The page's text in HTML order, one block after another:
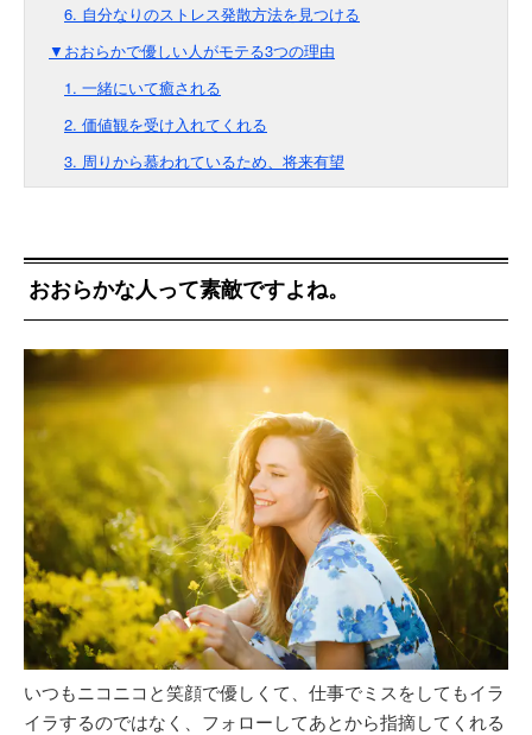
6. 自分なりのストレス発散方法を見つける
▼おおらかで優しい人がモテる3つの理由
1. 一緒にいて癒される
2. 価値観を受け入れてくれる
3. 周りから慕われているため、将来有望
おおらかな人って素敵ですよね。
いつもニコニコと笑顔で優しくて、仕事でミスをしてもイラ
イラするのではなく、フォローしてあとから指摘してくれる